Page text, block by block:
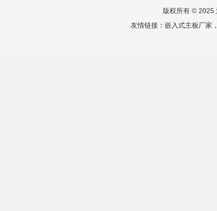
版权所有 © 2025
友情链接： 嵌入式主板厂家